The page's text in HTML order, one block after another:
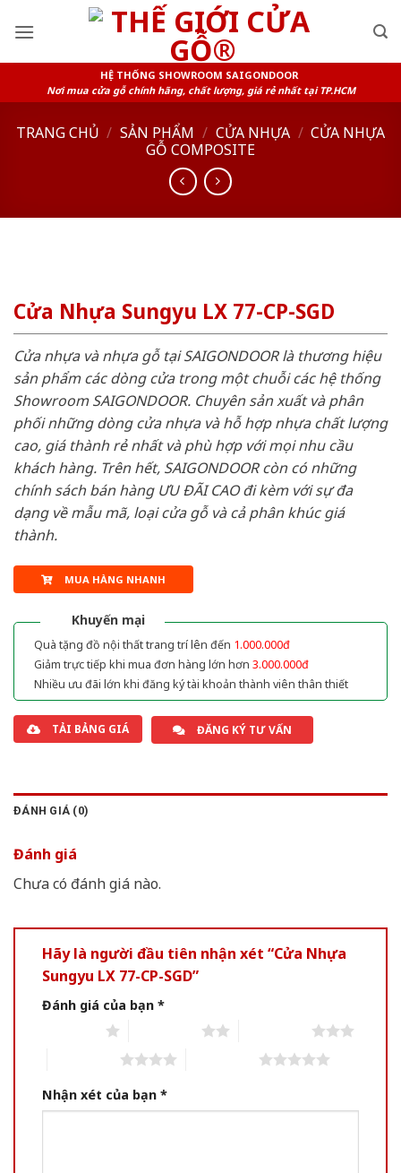
HỆ THỐNG SHOWROOM SAIGONDOOR
Nơi mua cửa gỗ chính hãng, chất lượng, giá rẻ nhất tại TP.HCM
TRANG CHỦ / SẢN PHẨM / CỬA NHỰA / CỬA NHỰA
GỖ COMPOSITE
Cửa Nhựa Sungyu LX 77-CP-SGD
Cửa nhựa và nhựa gỗ tại SAIGONDOOR là thương hiệu
sản phẩm các dòng cửa trong một chuỗi các hệ thống
Showroom SAIGONDOOR. Chuyên sản xuất và phân
phối những dòng cửa nhựa và hỗ hợp nhựa chất lượng
cao, giá thành rẻ nhất và phù hợp với mọi nhu cầu
khách hàng. Trên hết, SAIGONDOOR còn có những
chính sách bán hàng ƯU ĐÃI CAO đi kèm với sự đa
dạng về mẫu mã, loại cửa gỗ và cả phân khúc giá
thành.
MUA HÀNG NHANH
Khuyến mại
Quà tặng đồ nội thất trang trí lên đến 1.000.000đ
Giảm trực tiếp khi mua đơn hàng lớn hơn 3.000.000đ
Nhiều ưu đãi lớn khi đăng ký tài khoản thành viên thân thiết
TẢI BẢNG GIÁ ĐĂNG KÝ TƯ VẤN
ĐÁNH GIÁ (0)
Đánh giá
Chưa có đánh giá nào.
Hãy là người đầu tiên nhận xét “Cửa Nhựa
Sungyu LX 77-CP-SGD”
Đánh giá của bạn *
Nhận xét của bạn *